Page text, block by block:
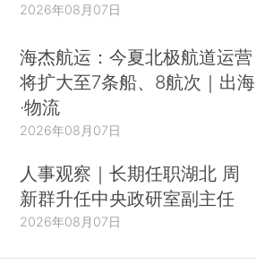
2026年08月07日
海杰航运：今夏北极航道运营
将扩大至7条船、8航次｜出海
·物流
2026年08月07日
人事观察｜长期任职湖北 周
新群升任中央政研室副主任
2026年08月07日